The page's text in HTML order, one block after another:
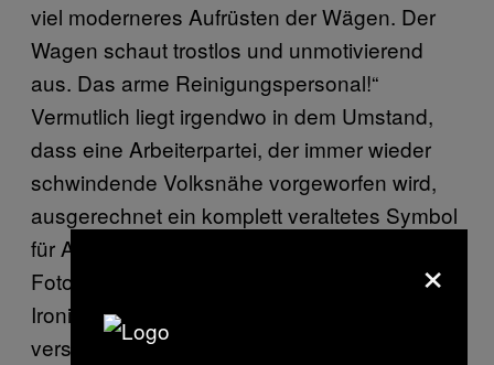
viel moderneres Aufrüsten der Wägen. Der
Wagen schaut trostlos und unmotivierend
aus. Das arme Reinigungspersonal!“
Vermutlich liegt irgendwo in dem Umstand,
dass eine Arbeiterpartei, der immer wieder
schwindende Volksnähe vorgeworfen wird,
ausgerechnet ein komplett veraltetes Symbol
für Arbeit als vermeintlich volksnahes
Fotomotiv auswählt, ein ordentlicher Brocken
Ironie begraben. Wer ihn findet, kann gerne
versuchen, ihn im Internet
×